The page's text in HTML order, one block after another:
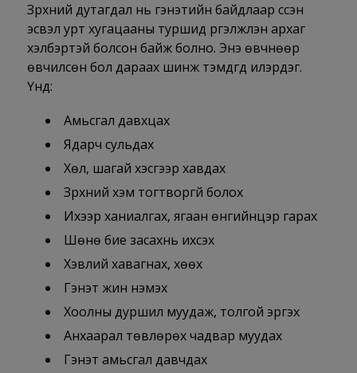
Зүрхний дутагдал нь гэнэтийн байдлаар үүссэн
эсвэл урт хугацааны туршид үргэлжлэн архаг
хэлбэртэй болсон байж болно. Энэ өвчнөөр
өвчилсөн бол дараах шинж тэмдгүүд илэрдэг.
Үүнд:
Амьсгал давхцах
Ядарч сульдах
Хөл, шагай хэсгээр хавдах
Зүрхний хэм тогтворгүй болох
Ихээр ханиалгах, ягаан өнгийнцэр гарах
Шөнө бие засахнь ихсэх
Хэвлий хавагнах, хөөх
Гэнэт жин нэмэх
Хоолны дуршил муудаж, толгой эргэх
Анхаарал төвлөрөх чадвар муудах
Гэнэт амьсгал давчдах